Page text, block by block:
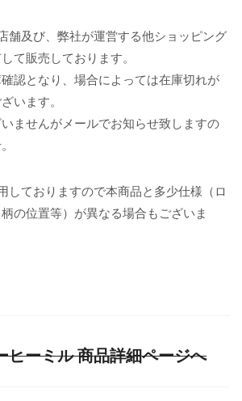
舗及び、弊社が運営する他ショッピング
て販売しております。
認となり、場合によっては在庫切れが
います。
ませんがメールでお知らせ致しますの
しておりますので本商品と多少仕様（ロ
の位置等）が異なる場合もございま
ヒーミル 商品詳細ページへ